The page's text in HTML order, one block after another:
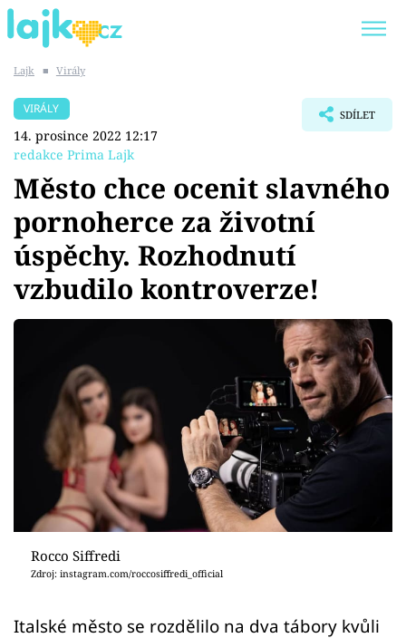
SHOPAHOLICADEL
Témata
Showbyznys
Youtubeři
Virály
Sex a vztahy
Videa
Sledujte prima+
Přihlášení
Sledujte nás
Lajk ■ Virály
VIRÁLY
14. prosince 2022 12:17
redakce Prima Lajk
SDÍLET
Město chce ocenit slavného
pornoherce za životní
úspěchy. Rozhodnutí
vzbudilo kontroverze!
Rocco Siffredi
Zdroj: instagram.com/roccosiffredi_official
Italské město se rozdělilo na dva tábory kvůli